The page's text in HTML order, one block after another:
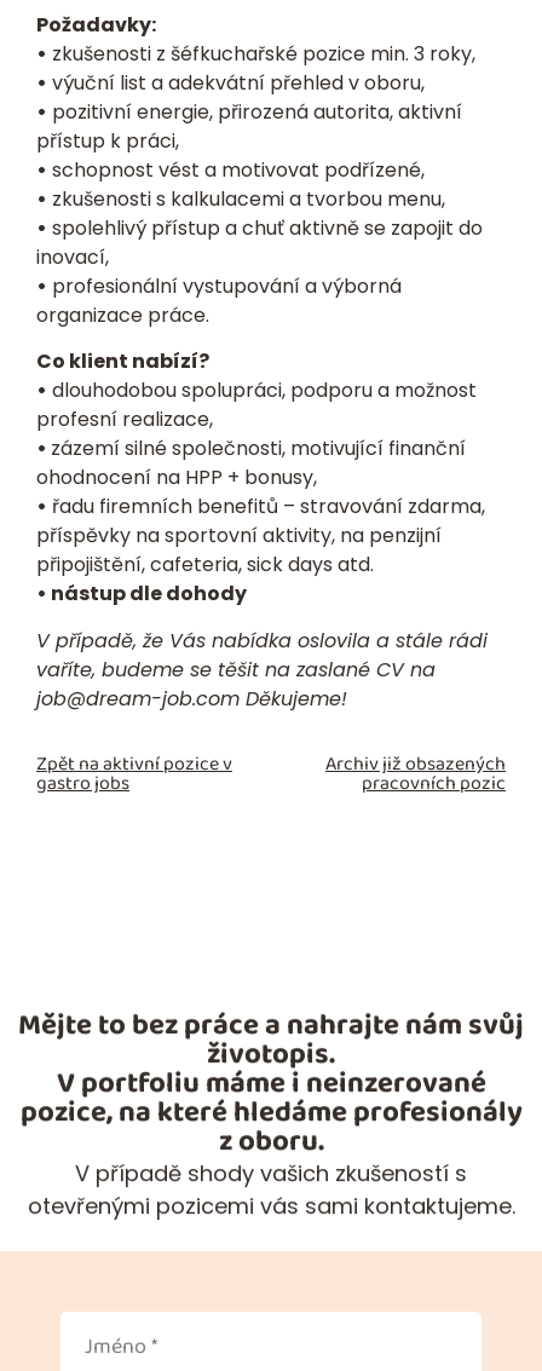
Požadavky:
• zkušenosti z šéfkuchařské pozice min. 3 roky,
• výuční list a adekvátní přehled v oboru,
• pozitivní energie, přirozená autorita, aktivní
přístup k práci,
• schopnost vést a motivovat podřízené,
• zkušenosti s kalkulacemi a tvorbou menu,
• spolehlivý přístup a chuť aktivně se zapojit do
inovací,
• profesionální vystupování a výborná
organizace práce.
Co klient nabízí?
• dlouhodobou spolupráci, podporu a možnost
profesní realizace,
• zázemí silné společnosti, motivující finanční
ohodnocení na HPP + bonusy,
• řadu firemních benefitů – stravování zdarma,
příspěvky na sportovní aktivity, na penzijní
připojištění, cafeteria, sick days atd.
• nástup dle dohody
V případě, že Vás nabídka oslovila a stále rádi
vaříte, budeme se těšit na zaslané CV na
job@dream-job.com Děkujeme!
Zpět na aktivní pozice v
gastro jobs
Archiv již obsazených
pracovních pozic
Mějte to bez práce a nahrajte nám svůj
životopis.
V portfoliu máme i neinzerované
pozice, na které hledáme profesionály
z oboru.
V případě shody vašich zkušeností s
otevřenými pozicemi vás sami kontaktujeme.